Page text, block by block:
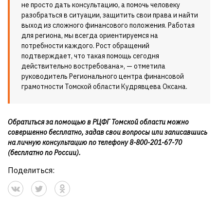
не просто дать консультацию, а помочь человеку
разобраться в ситуации, защитить свои права и найти
выход из сложного финансового положения. Работая
для региона, мы всегда ориентируемся на
потребности каждого. Рост обращений
подтверждает, что такая помощь сегодня
действительно востребована», — отметила
руководитель Регионального центра финансовой
грамотности Томской области Кудрявцева Оксана.
Обратиться за помощью в РЦФГ Томской области можно
совершенно бесплатно, задав свои вопросы или записавшись
на личную консультацию по телефону8-800-201-67-70
(бесплатно по России).
Поделиться: